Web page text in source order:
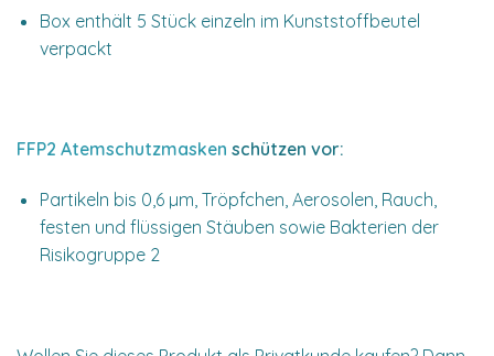
Box enthält 5 Stück einzeln im Kunststoffbeutel
verpackt
FFP2 Atemschutzmasken schützen vor:
Partikeln bis 0,6 µm, Tröpfchen, Aerosolen, Rauch,
festen und flüssigen Stäuben sowie Bakterien der
Risikogruppe 2